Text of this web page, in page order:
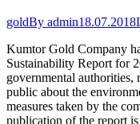
goldBy admin18.07.2018
Kumtor Gold Company
Sustainability Report for
governmental authorities,
public about the
measures taken by the
publication of the report